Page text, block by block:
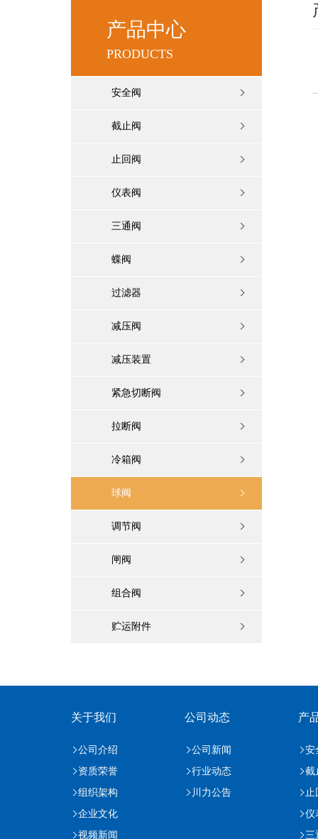
产品中心
PRODUCTS
安全阀
截止阀
止回阀
仪表阀
三通阀
蝶阀
过滤器
减压阀
减压装置
紧急切断阀
拉断阀
冷箱阀
球阀
调节阀
闸阀
组合阀
贮运附件
关于我们
公司介绍
资质荣誉
组织架构
企业文化
视频新闻
公司动态
公司新闻
行业动态
川力公告
产
安
截
止
仪
三